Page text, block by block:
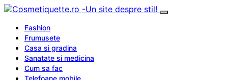
Fashion
Frumusete
Casa si gradina
Sanatate si medicina
Cum sa fac
Telefoane mobile